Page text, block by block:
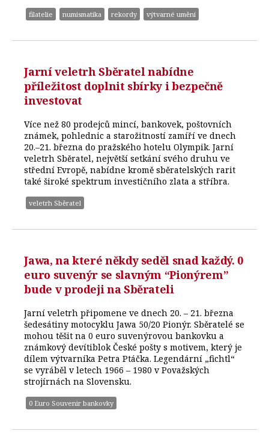
filatelie numismatika rekordy výtvarné umění
Jarní veletrh Sběratel nabídne
příležitost doplnit sbírky i bezpečně
investovat
Více než 80 prodejců mincí, bankovek, poštovních
známek, pohlednic a starožitností zamíří ve dnech
20.–21. března do pražského hotelu Olympik. Jarní
veletrh Sběratel, největší setkání svého druhu ve
střední Evropě, nabídne kromě sběratelských rarit
také široké spektrum investičního zlata a stříbra.
veletrh Sběratel
Jawa, na které někdy seděl snad každý. 0
euro suvenýr se slavným “Pionýrem”
bude v prodeji na Sběrateli
Jarní veletrh připomene ve dnech 20. – 21. března
šedesátiny motocyklu Jawa 50/20 Pionýr. Sběratelé se
mohou těšit na 0 euro suvenýrovou bankovku a
známkový devítiblok České pošty s motivem, který je
dílem výtvarníka Petra Ptáčka. Legendární „fichtl“
se vyráběl v letech 1966 – 1980 v Považských
strojírnách na Slovensku.
0 Euro Souvenir bankovky